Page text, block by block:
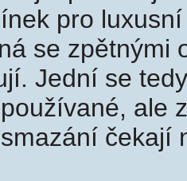
pro
se zpětnými
Jední se
ale
čekají